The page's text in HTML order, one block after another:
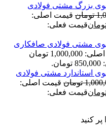
مشتی فولادی
تومان قیمت اصلی:
قیمت فعلی:
مشتی فولادی صافکاری
قیمت اصلی: 1,000,000 تومان
مشتی فولادی
تومان قیمت اصلی:
قیمت فعلی:
کنید